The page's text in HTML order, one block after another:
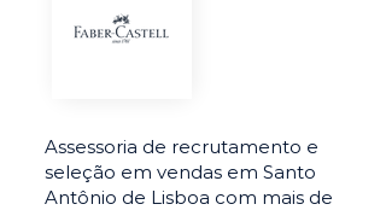
Assessoria de recrutamento e
seleção em vendas em Santo
Antônio de Lisboa com mais de